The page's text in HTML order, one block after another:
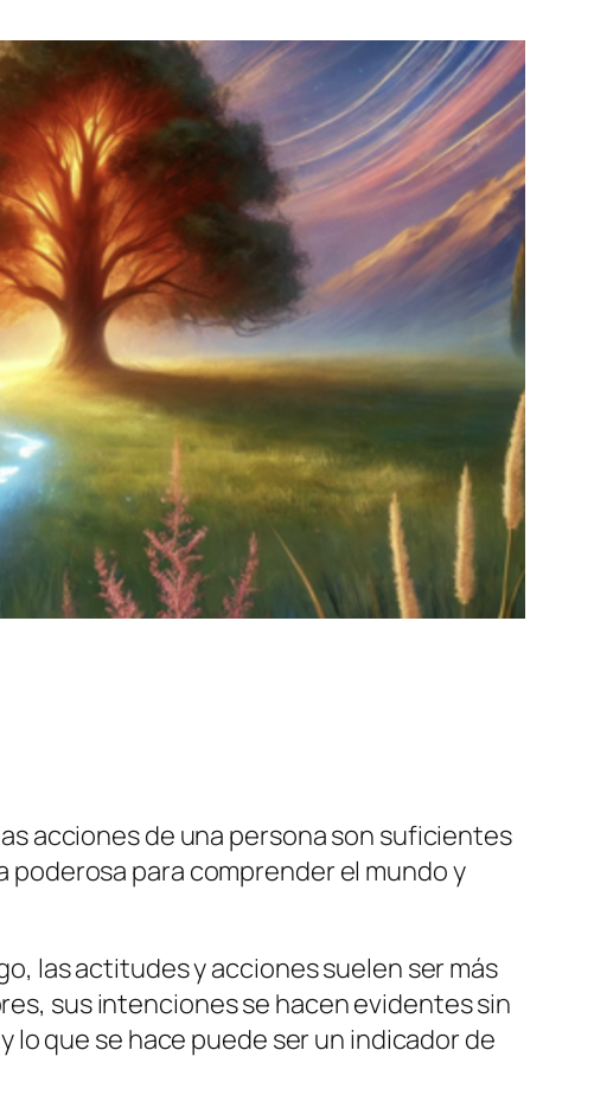
acciones de una persona son suficientes
poderosa para comprender el mundo y
las actitudes y acciones suelen ser más
sus intenciones se hacen evidentes sin
que se hace puede ser un indicador de